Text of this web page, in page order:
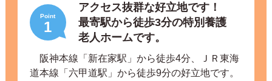
Point
1
アクセス抜群な好立地です！
最寄駅から徒歩3分の特別養護
老人ホームです。
阪神本線「新在家駅」から徒歩4分、ＪＲ東海
道本線「六甲道駅」から徒歩9分の好立地です。